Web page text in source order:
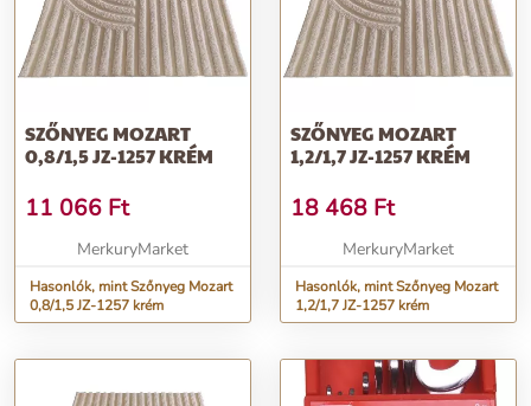
SZŐNYEG MOZART
0,8/1,5 JZ-1257 KRÉM
11 066 Ft
MerkuryMarket
Hasonlók, mint Szőnyeg Mozart
0,8/1,5 JZ-1257 krém
SZŐNYEG MOZART
1,2/1,7 JZ-1257 KRÉM
18 468 Ft
MerkuryMarket
Hasonlók, mint Szőnyeg Mozart
1,2/1,7 JZ-1257 krém